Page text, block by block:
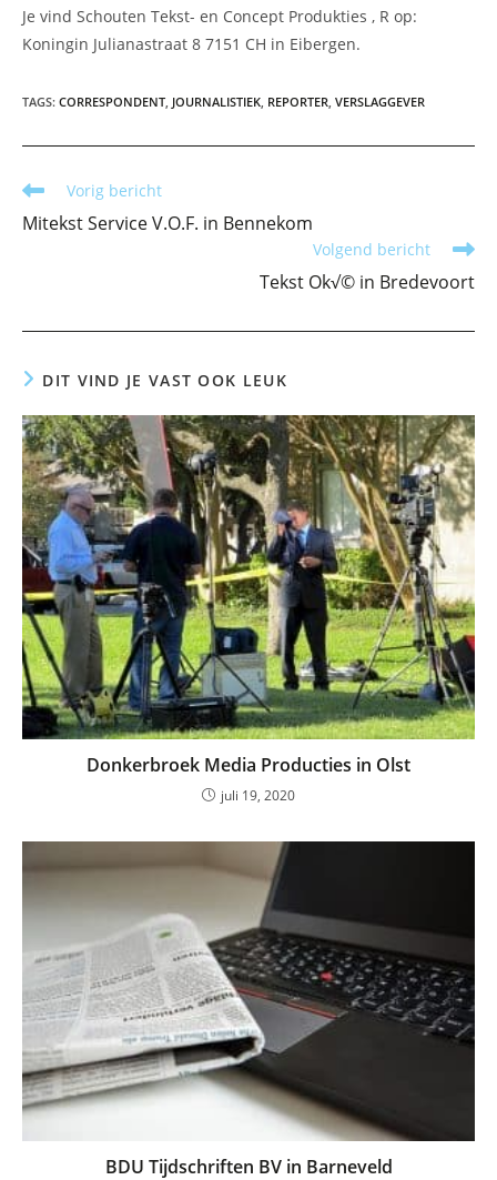
Je vind Schouten Tekst- en Concept Produkties , R op:
Koningin Julianastraat 8 7151 CH in Eibergen.
TAGS: CORRESPONDENT JOURNALISTIEK REPORTER VERSLAGGEVER
Lees
artikelen
Vorig bericht
Mitekst Service V.O.F. in Bennekom
Volgend bericht
Tekst Ok√© in Bredevoort
DIT VIND JE VAST OOK LEUK
Donkerbroek Media Producties in Olst
juli 19, 2020
BDU Tijdschriften BV in Barneveld